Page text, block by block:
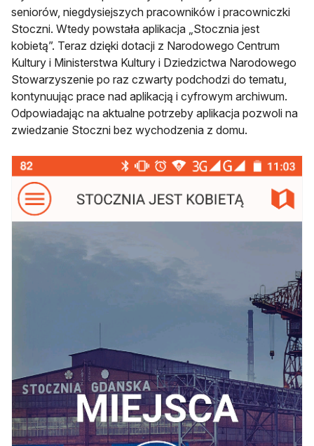
seniorów, niegdysiejszych pracowników i pracowniczki
Stoczni. Wtedy powstała aplikacja „Stocznia jest
kobietą”. Teraz dzięki dotacji z Narodowego Centrum
Kultury i Ministerstwa Kultury i Dziedzictwa Narodowego
Stowarzyszenie po raz czwarty podchodzi do tematu,
kontynuując prace nad aplikacją i cyfrowym archiwum.
Odpowiadając na aktualne potrzeby aplikacja pozwoli na
zwiedzanie Stoczni bez wychodzenia z domu.